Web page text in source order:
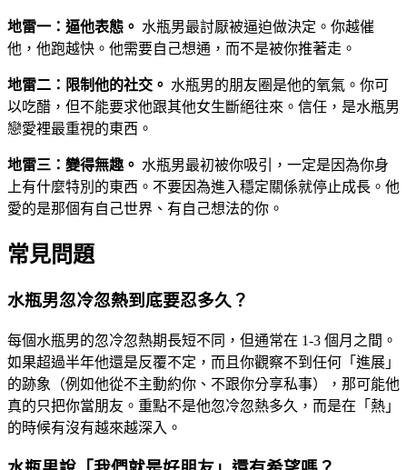
地雷一：逼他表態。 水瓶男最討厭被逼迫做決定。你越催
他，他跑越快。他需要自己想通，而不是被你推著走。
地雷二：限制他的社交。 水瓶男的朋友圈是他的氧氣。你可
以吃醋，但不能要求他跟其他女生斷絕往來。信任，是水瓶男
戀愛裡最重視的東西。
地雷三：變得無趣。 水瓶男最初被你吸引，一定是因為你身
上有什麼特別的東西。不要因為進入穩定關係就停止成長。他
愛的是那個有自己世界、有自己想法的你。
常見問題
水瓶男忽冷忽熱到底要忍多久？
每個水瓶男的忽冷忽熱期長短不同，但通常在 1-3 個月之間。
如果超過半年他還是反覆不定，而且你觀察不到任何「進展」
的跡象（例如他從不主動約你、不跟你分享私事），那可能他
真的只把你當朋友。重點不是他忽冷忽熱多久，而是在「熱」
的時候有沒有越來越深入。